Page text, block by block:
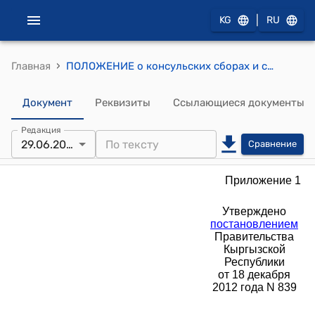
KG RU
Главная › ПОЛОЖЕНИЕ о консульских сборах и сборах за фактические расходы (утверждено постановлением Правительства Кыргызской Республики от 18 декабря 2012 года № 839)
Документ Реквизиты Ссылающиеся документы
Редакция
29.06.2026 Сравнение